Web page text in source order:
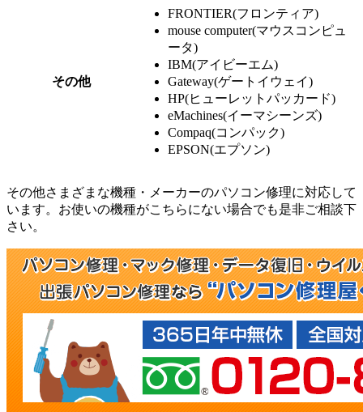
その他
FRONTIER(フロンティア)
mouse computer(マウスコンピュ
ータ)
IBM(アイビーエム)
Gateway(ゲートイウェイ)
HP(ヒューレットパッカード)
eMachines(イーマシーンズ)
Compaq(コンパック)
EPSON(エプソン)
その他さまざまな機種・メーカーのパソコン修理に対応して
います。お使いの機種がこちらにない場合でも是非ご相談下
さい。